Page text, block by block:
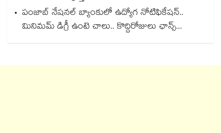
పంజాబ్ నేషనల్ బ్యాంకులో ఉద్యోగ నోటిఫికేషన్..
మినిమమ్ డిగ్రీ ఉంటె చాలు.. కొద్దిరోజులు ఛాన్స్...